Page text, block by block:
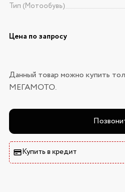
Тип (Мотообувь)
Цена по запросу
Данный товар можно купить
МЕГАМОТО.
Купить в кредит